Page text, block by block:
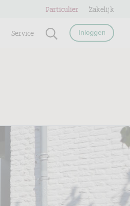
Service Inloggen
Particulier Zakelijk